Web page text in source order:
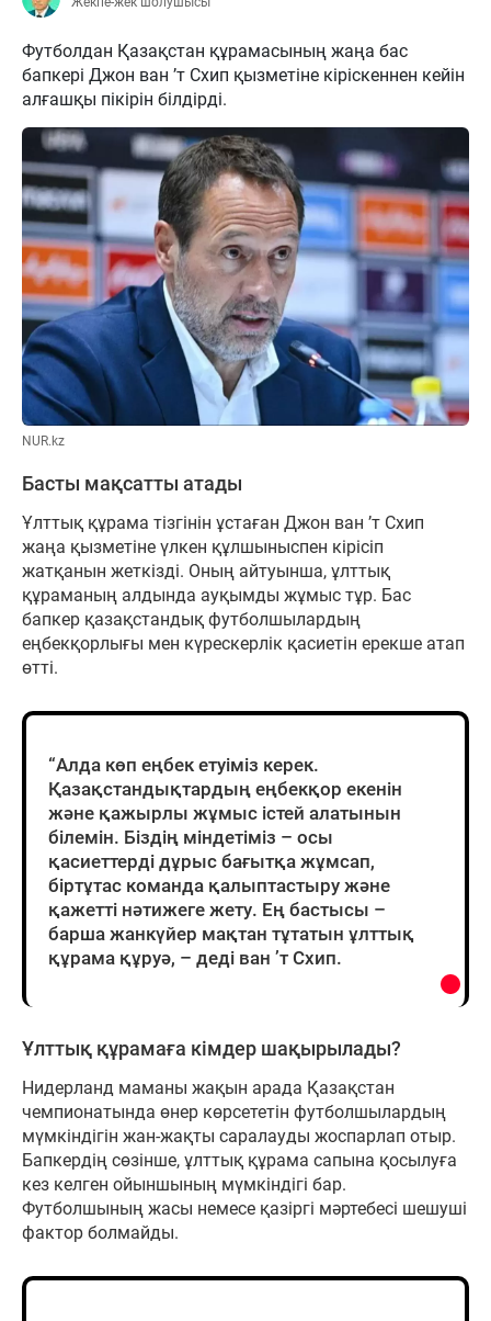
Футболдан Қазақстан құрамасының жаңа бас
бапкері Джон ван ’т Схип қызметіне кіріскеннен кейін
алғашқы пікірін білдірді.
NUR.kz
Басты мақсатты атады
Ұлттық құрама тізгінін ұстаған Джон ван ’т Схип
жаңа қызметіне үлкен құлшыныспен кірісіп
жатқанын жеткізді. Оның айтуынша, ұлттық
құраманың алдында ауқымды жұмыс тұр. Бас
бапкер қазақстандық футболшылардың
еңбекқорлығы мен күрескерлік қасиетін ерекше атап
өтті.
“Алда көп еңбек етуіміз керек.
Қазақстандықтардың еңбекқор екенін
және қажырлы жұмыс істей алатынын
білемін. Біздің міндетіміз – осы
қасиеттерді дұрыс бағытқа жұмсап,
біртұтас команда қалыптастыру және
қажетті нәтижеге жету. Ең бастысы –
барша жанкүйер мақтан тұтатын ұлттық
құрама құруә, – деді ван ’т Схип.
Ұлттық құрамаға кімдер шақырылады?
Нидерланд маманы жақын арада Қазақстан
чемпионатында өнер көрсететін футболшылардың
мүмкіндігін жан-жақты саралауды жоспарлап отыр.
Бапкердің сөзінше, ұлттық құрама сапына қосылуға
кез келген ойыншының мүмкіндігі бар.
Футболшының жасы немесе қазіргі мәртебесі шешуші
фактор болмайды.